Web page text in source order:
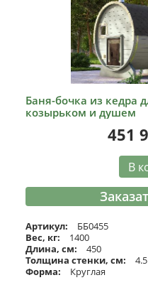
Баня-бочка из кедра
козырьком и душем
451
В
Артикул:
ББ0455
Вес, кг:
1400
Длина, см:
450
Толщина стенки, см:
4.5
Форма:
Круглая